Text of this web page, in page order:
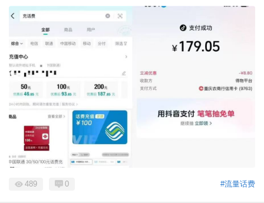
#流量话费
489 0